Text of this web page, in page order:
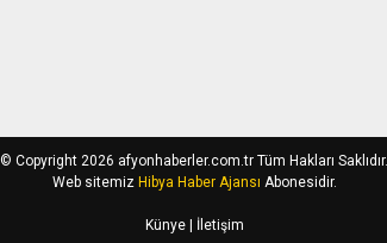
© Copyright 2026 afyonhaberler.com.tr Tüm Hakları Saklıdır.
Web sitemiz Hibya Haber Ajansı Abonesidir.
Künye| İletişim